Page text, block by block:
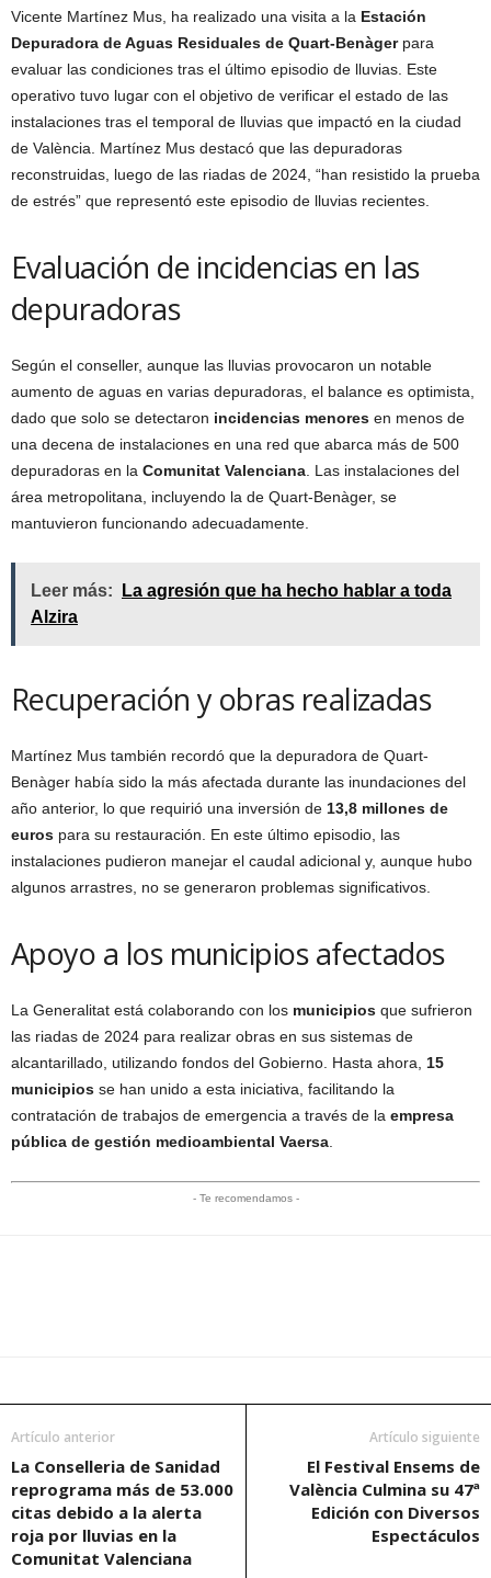
Vicente Martínez Mus, ha realizado una visita a la Estación
Depuradora de Aguas Residuales de Quart-Benàgerpara
evaluar las condiciones tras el último episodio de lluvias. Este
operativo tuvo lugar con el objetivo de verificar el estado de las
instalaciones tras el temporal de lluvias que impactó en la ciudad
de València. Martínez Mus destacó que las depuradoras
reconstruidas, luego de las riadas de 2024, “han resistido la prueba
de estrés” que representó este episodio de lluvias recientes.
Evaluación de incidencias en las
depuradoras
Según el conseller, aunque las lluvias provocaron un notable
aumento de aguas en varias depuradoras, el balance es optimista,
dado que solo se detectaron incidencias menores en menos de
una decena de instalaciones en una red que abarca más de 500
depuradoras en la Comunitat Valenciana . Las instalaciones del
área metropolitana, incluyendo la de Quart-Benàger, se
mantuvieron funcionando adecuadamente.
Leer más:
La agresión que ha hecho hablar a toda
Alzira
Recuperación y obras realizadas
Martínez Mus también recordó que la depuradora de Quart-
Benàger había sido la más afectada durante las inundaciones del
año anterior, lo que requirió una inversión de 13,8 millones de
euros para su restauración. En este último episodio, las
instalaciones pudieron manejar el caudal adicional y, aunque hubo
algunos arrastres, no se generaron problemas significativos.
Apoyo a los municipios afectados
La Generalitat está colaborando con los municipios que sufrieron
las riadas de 2024 para realizar obras en sus sistemas de
alcantarillado, utilizando fondos del Gobierno. Hasta ahora, 15
municipios se han unido a esta iniciativa, facilitando la
contratación de trabajos de emergencia a través de la empresa
pública de gestión medioambiental Vaersa
- Te recomendamos -
Artículo anterior
La Conselleria de Sanidad
reprograma más de 53.000
citas debido a la alerta
roja por lluvias en la
Comunitat Valenciana
Artículo siguiente
El Festival Ensems de
València Culmina su 47ª
Edición con Diversos
Espectáculos